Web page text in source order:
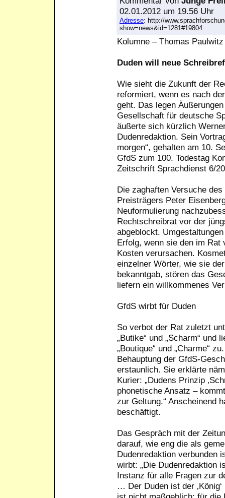
02.01.2012 um 19.56 Uhr
Adresse: http://
show=news&id=1281#19804
Kolumne – Thomas Paulwitz
Duden will neue
Wie sieht die Zukunft der
reformiert, wenn es nach
geht. Das legen
Gesellschaft für deutsche
äußerte sich kürzlich
Dudenredaktion. Sein
morgen“, gehalten am 10.
GfdS zum 100. Todestag
Zeitschrift Sprachdienst 6/
Die zaghaften Versuche
Preisträgers Peter
Neuformulierung
Rechtschreibrat vor der
abgeblockt.
Erfolg, wenn sie den im Rat
Kosten verursachen.
einzelner Wörter, wie sie
bekanntgab, stören das
liefern ein willkommenes
GfdS wirbt für Duden
So verbot der Rat zuletzt
„Butike“ und „Scharm“ und
„Boutique“ und „Charme“
Behauptung der GfdS-
erstaunlich. Sie erklärte
Kurier: „Dudens Prinzip
phonetische Ansatz –
zur Geltung.“ Anscheinend
beschäftigt.
Das Gespräch mit der
darauf, wie eng die als
Dudenredaktion verbunden
wirbt: „Die Dudenredaktion
Instanz für alle Fragen zur
… Der Duden ist der